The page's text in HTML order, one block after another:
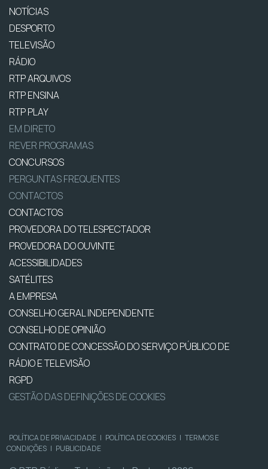
NOTÍCIAS
DESPORTO
TELEVISÃO
RÁDIO
RTP ARQUIVOS
RTP ENSINA
RTP PLAY
EM DIRETO
REVER PROGRAMAS
CONCURSOS
PERGUNTAS FREQUENTES
CONTACTOS
CONTACTOS
PROVEDORA DO TELESPECTADOR
PROVEDORA DO OUVINTE
ACESSIBILIDADES
SATÉLITES
A EMPRESA
CONSELHO GERAL INDEPENDENTE
CONSELHO DE OPINIÃO
CONTRATO DE CONCESSÃO DO SERVIÇO PÚBLICO DE
RÁDIO E TELEVISÃO
RGPD
GESTÃO DAS DEFINIÇÕES DE COOKIES
POLÍTICA DE PRIVACIDADE | POLÍTICA DE COOKIES | TERMOS E
CONDIÇÕES | PUBLICIDADE